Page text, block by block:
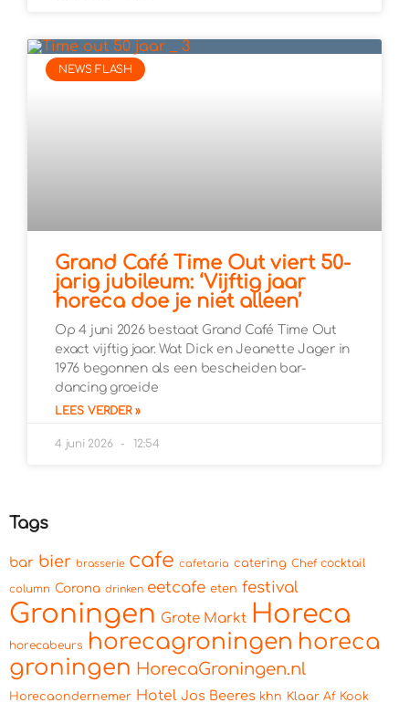
NEWS FLASH
Grand Café Time Out viert 50-
jarig jubileum: ‘Vijftig jaar
horeca doe je niet alleen’
Op 4 juni 2026 bestaat Grand Café Time Out
exact vijftig jaar. Wat Dick en Jeanette Jager in
1976 begonnen als een bescheiden bar-
dancing groeide
LEES VERDER »
4 juni 2026 12:54
Tags
bar bier brasserie cafe cafetaria catering Chef cocktail
column Corona drinken eetcafe eten festival
Groningen Grote Markt Horeca
horecabeurs horecagroningen horeca
groningen HorecaGroningen.nl
Horecaondernemer Hotel Jos Beeres khn Klaar Af Kook